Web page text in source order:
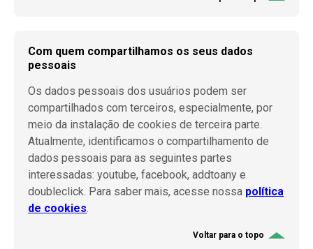
Com quem compartilhamos os seus dados
pessoais
Os dados pessoais dos usuários podem ser
compartilhados com terceiros, especialmente, por
meio da instalação de cookies de terceira parte.
Atualmente, identificamos o compartilhamento de
dados pessoais para as seguintes partes
interessadas: youtube, facebook, addtoany e
doubleclick. Para saber mais, acesse nossa política
de cookies.
Voltar para o topo